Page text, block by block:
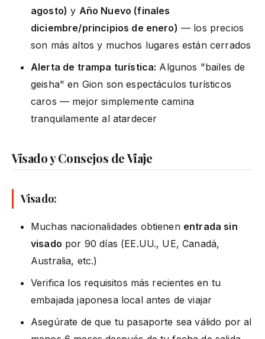
agosto) y Año Nuevo (finales
diciembre/principios de enero) — los precios
son más altos y muchos lugares están cerrados
Alerta de trampa turística: Algunos "bailes de
geisha" en Gion son espectáculos turísticos
caros — mejor simplemente camina
tranquilamente al atardecer
Visado y Consejos de Viaje
Visado:
Muchas nacionalidades obtienen entrada sin
visado por 90 días (EE.UU., UE, Canadá,
Australia, etc.)
Verifica los requisitos más recientes en tu
embajada japonesa local antes de viajar
Asegúrate de que tu pasaporte sea válido por al